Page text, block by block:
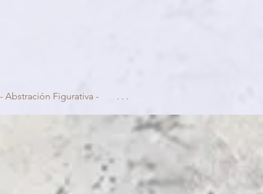
- Abstración Figurativa - . . .